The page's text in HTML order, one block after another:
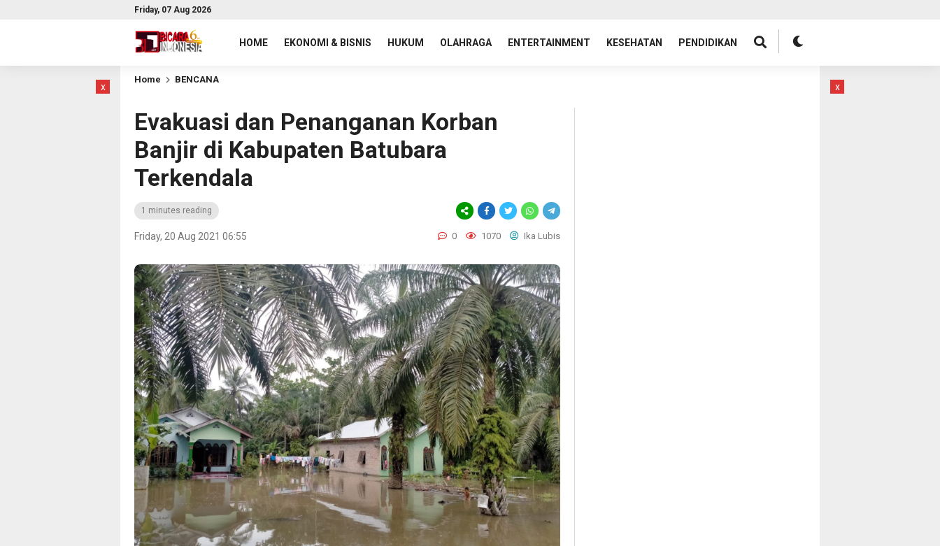
Friday, 07 Aug 2026
HOME EKONOMI & BISNIS HUKUM OLAHRAGA ENTERTAINMENT KESEHATAN PENDIDIKAN
x
Home BENCANA
Evakuasi dan Penanganan Korban
Banjir di Kabupaten Batubara
Terkendala
1 minutes reading
Friday, 20 Aug 2021 06:55 0 1070 Ika Lubis
x